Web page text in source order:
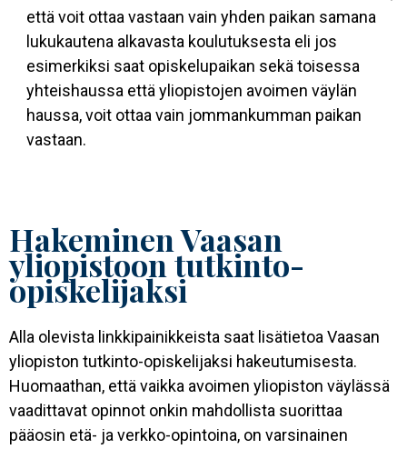
että voit ottaa vastaan vain yhden paikan samana
lukukautena alkavasta koulutuksesta eli jos
esimerkiksi saat opiskelupaikan sekä toisessa
yhteishaussa että yliopistojen avoimen väylän
haussa, voit ottaa vain jommankumman paikan
vastaan.
Hakeminen Vaasan
yliopistoon tutkinto-
opiskelijaksi
Alla olevista linkkipainikkeista saat lisätietoa Vaasan
yliopiston tutkinto-opiskelijaksi hakeutumisesta.
Huomaathan, että vaikka avoimen yliopiston väylässä
vaadittavat opinnot onkin mahdollista suorittaa
pääosin etä- ja verkko-opintoina, on varsinainen